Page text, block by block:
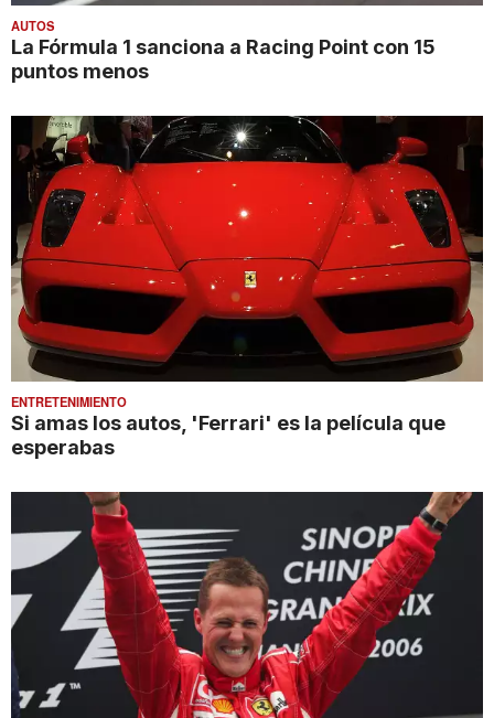
AUTOS
La Fórmula 1 sanciona a Racing Point con 15
puntos menos
ENTRETENIMIENTO
Si amas los autos, 'Ferrari' es la película que
esperabas